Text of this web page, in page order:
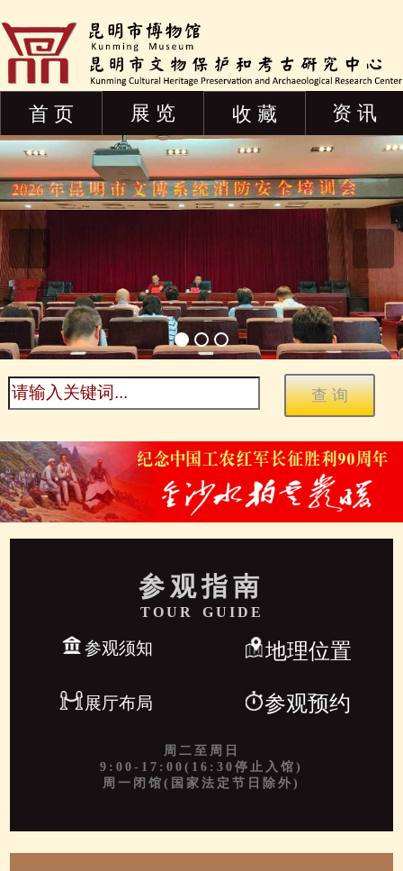
首 页 展 览 收 藏 资 讯
参观指南
TOUR GUIDE
参观须知 地理位置
展厅布局 参观预约
周二至周日
9:00-17:00(16:30停止入馆)
周一闭馆(国家法定节日除外)